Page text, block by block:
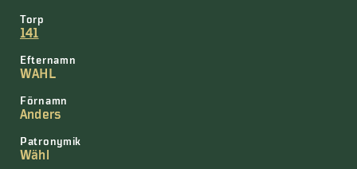
Torp
141
Efternamn
WAHL
Förnamn
Anders
Patronymik
Wähl